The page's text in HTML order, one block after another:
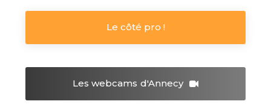
Le côté pro !
Les webcams d'Annecy